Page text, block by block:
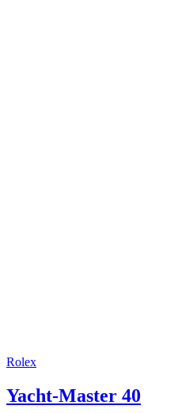
Rolex
Yacht-Master 40